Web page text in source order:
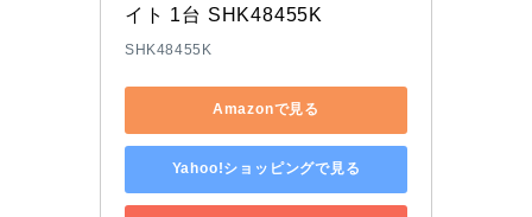
イト 1台 SHK48455K
SHK48455K
Amazonで見る
Yahoo!ショッピングで見る